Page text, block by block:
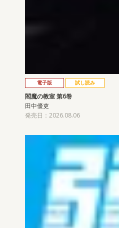
電子版 試し読み
閻魔の教室 第6巻
田中優吏
発売日：2026.08.06